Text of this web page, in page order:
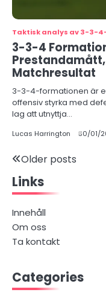
Taktisk analys av 3-3-
3-3-4
Matchresultat
3-3-4-formationen är
offensiv styrka med
lag att utnyttja…
Lucas Harrington 30/01/
Posts
navigation
Older posts
Links
Innehåll
Om oss
Ta kontakt
Categories